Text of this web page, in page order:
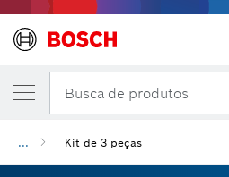
Busca de produtos
... Kit de 3 peças